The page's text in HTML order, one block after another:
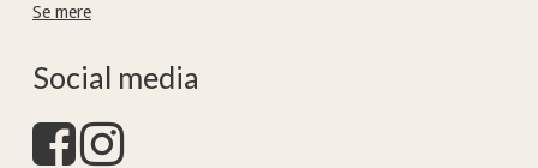
Se mere
Social media